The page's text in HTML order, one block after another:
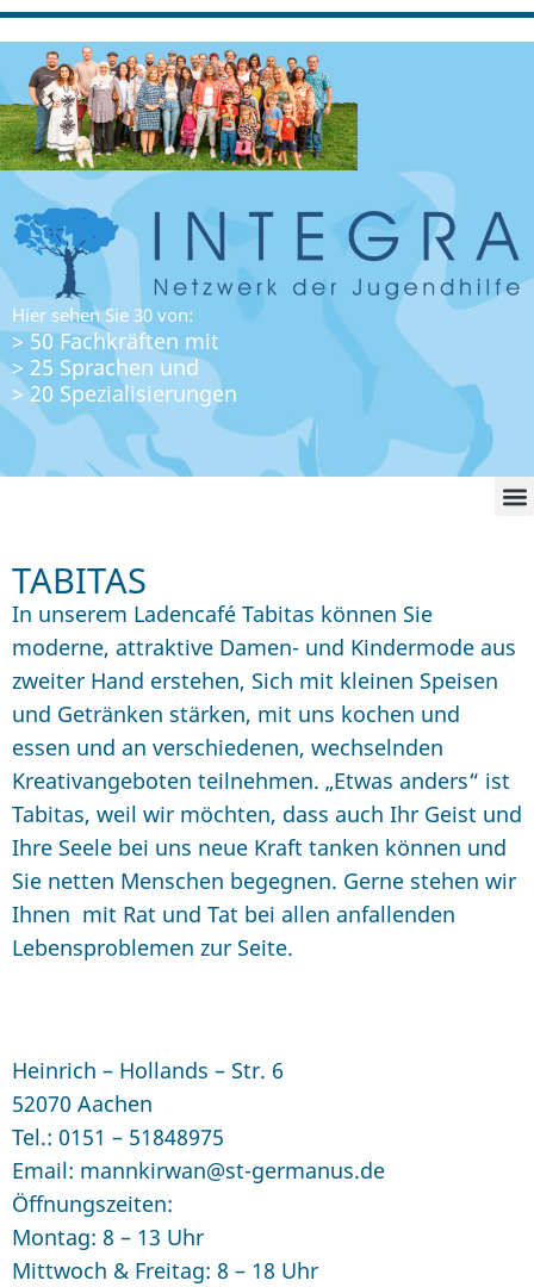
Hier sehen Sie 30 von:
> 50 Fachkräften mit
> 25 Sprachen und
> 20 Spezialisierungen
TABITAS
In unserem Ladencafé Tabitas können Sie
moderne, attraktive Damen- und Kindermode aus
zweiter Hand erstehen, Sich mit kleinen Speisen
und Getränken stärken, mit uns kochen und
essen und an verschiedenen, wechselnden
Kreativangeboten teilnehmen. „Etwas anders“ ist
Tabitas, weil wir möchten, dass auch Ihr Geist und
Ihre Seele bei uns neue Kraft tanken können und
Sie netten Menschen begegnen. Gerne stehen wir
Ihnen mit Rat und Tat bei allen anfallenden
Lebensproblemen zur Seite.
Heinrich – Hollands – Str. 6
52070 Aachen
Tel.: 0151 – 51848975
Email: mannkirwan@st-germanus.de
Öffnungszeiten:
Montag: 8 – 13 Uhr
Mittwoch & Freitag: 8 – 18 Uhr